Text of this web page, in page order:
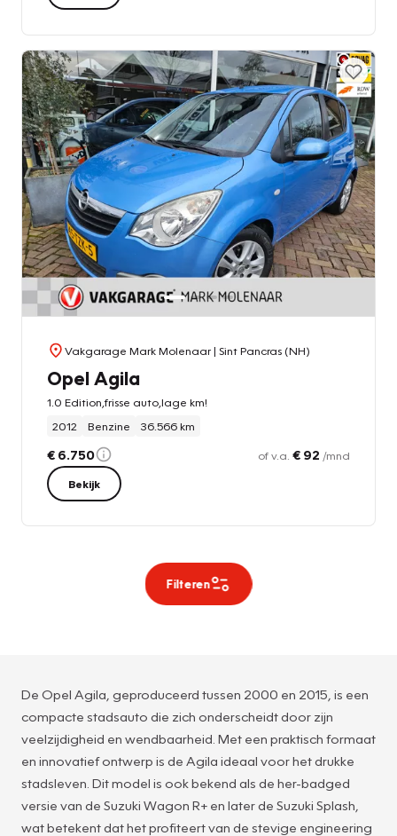
Vakgarage Mark Molenaar| Sint Pancras (NH)
Opel Agila
1.0 Edition,frisse auto,lage km!
2012
Benzine 36.566 km
€ 6.750 of v.a. € 92 /mnd
Bekijk
Filteren
De Opel Agila, geproduceerd tussen 2000 en 2015, is een
compacte stadsauto die zich onderscheidt door zijn
veelzijdigheid en wendbaarheid. Met een praktisch formaat
en innovatief ontwerp is de Agila ideaal voor het drukke
stadsleven. Dit model is ook bekend als de her-badged
versie van de Suzuki Wagon R+ en later de Suzuki Splash,
wat betekent dat het profiteert van de stevige engineering